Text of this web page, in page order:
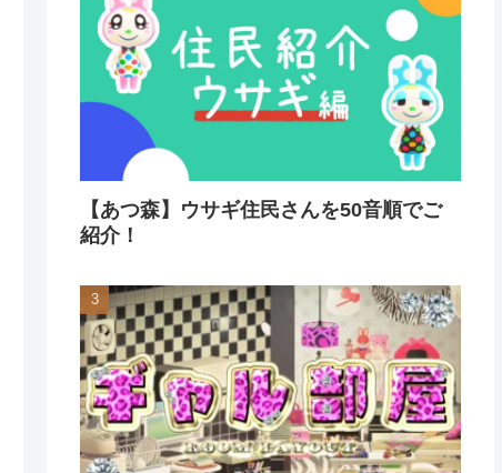
【あつ森】ウサギ住民さんを50音順でご
紹介！